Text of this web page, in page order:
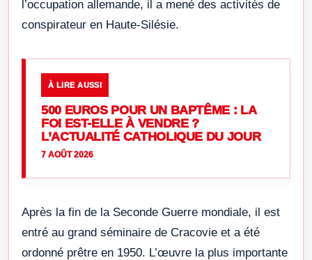
l’occupation allemande, il a mené des activités de
conspirateur en Haute-Silésie.
À LIRE AUSSI
500 EUROS POUR UN BAPTÊME : LA
FOI EST-ELLE À VENDRE ?
L’ACTUALITÉ CATHOLIQUE DU JOUR
7 AOÛT 2026
Après la fin de la Seconde Guerre mondiale, il est
entré au grand séminaire de Cracovie et a été
ordonné prêtre en 1950. L’œuvre la plus importante